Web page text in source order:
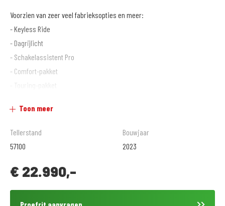
Voorzien van zeer veel fabrieksopties en meer:
- Keyless Ride
- Dagrijlicht
- Schakelassistent Pro
- Comfort-pakket
- Touring-pakket
- Option 719 zadel
- Extra koplamp
Toon meer
Tellerstand
57100
Bouwjaar
2023
€ 22.990,-